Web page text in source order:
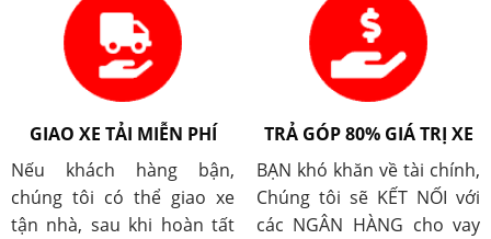
GIAO XE TẢI MIỄN PHÍ
Nếu khách hàng bận,
chúng tôi có thể giao xe
tận nhà, sau khi hoàn tất
TRẢ GÓP 80% GIÁ TRỊ XE
BẠN khó khăn về tài chính,
Chúng tôi sẽ KẾT NỐI với
các NGÂN HÀNG cho vay